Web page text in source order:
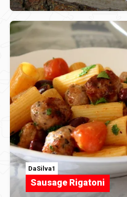
DaSilva1
Sausage Rigatoni